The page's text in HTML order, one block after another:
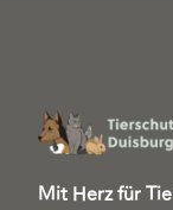
Mit Herz für